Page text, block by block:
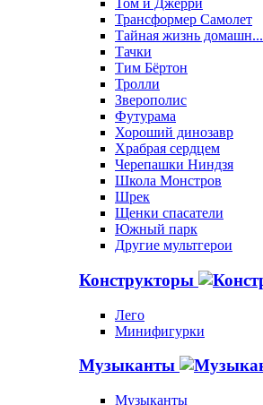
Том и Джерри
Трансформер Самолет
Тайная жизнь домашн...
Тачки
Тим Бёртон
Тролли
Зверополис
Футурама
Хороший динозавр
Храбрая сердцем
Черепашки Ниндзя
Школа Монстров
Шрек
Щенки спасатели
Южный парк
Другие мультгерои
Конструкторы
Лего
Минифигурки
Музыканты
Музыканты